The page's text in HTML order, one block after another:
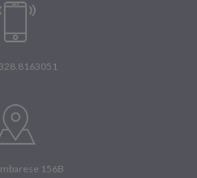
156B